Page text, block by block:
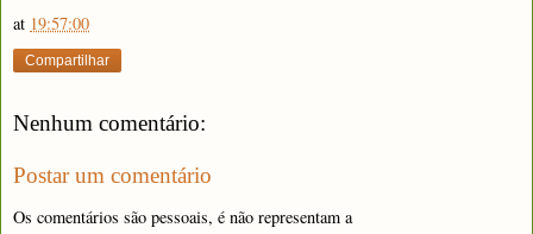
at 19:57:00
Compartilhar
Nenhum comentário:
Postar um comentário
Os comentários são pessoais, é não representam a